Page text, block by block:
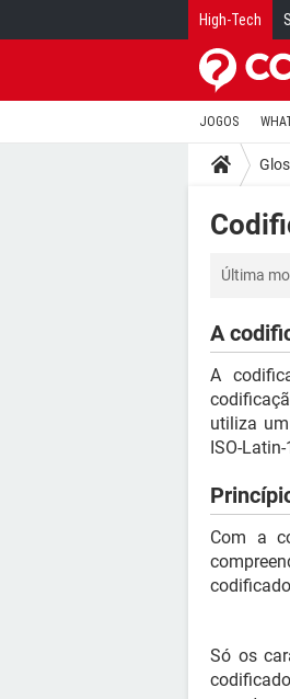
High-Tech
JOGOS
Última
A
A
utiliza
ISO-Latin-
Com a
Só os